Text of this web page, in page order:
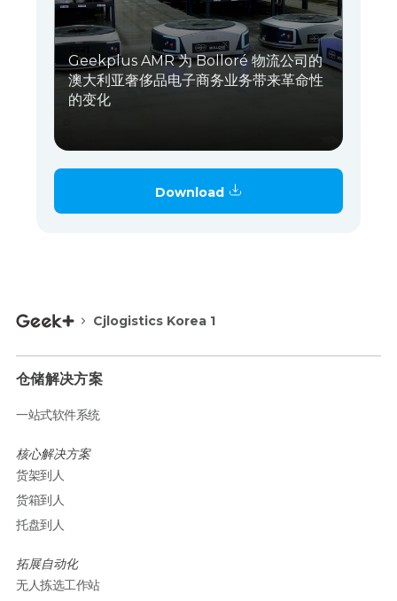
Geekplus AMR 为 Bolloré 物流公司的
澳大利亚奢侈品电子商务业务带来革命性
的变化
Download
Cjlogistics Korea 1
仓储解决方案
一站式软件系统
核心解决方案
货架到人
货箱到人
托盘到人
拓展自动化
无人拣选工作站